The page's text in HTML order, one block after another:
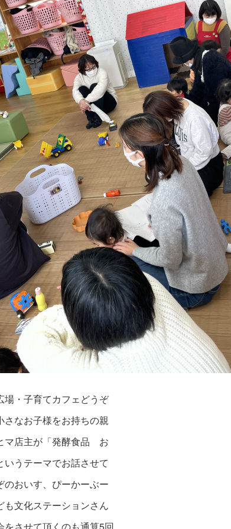
場・子育てカフェどうぞ
さなお子様をお持ちの親
マ店主が「発酵食品 お
うテーマでお話させて
のおいす、ぴーかーぶー
も文化ステーションさん